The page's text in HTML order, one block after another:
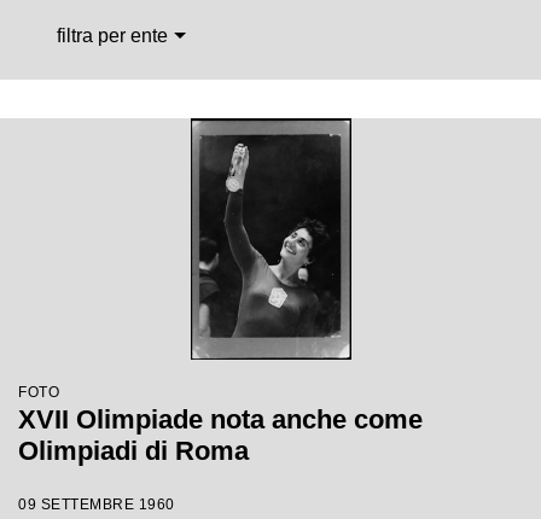
filtra per ente
FOTO
XVII Olimpiade nota anche come
Olimpiadi di Roma
09 SETTEMBRE 1960